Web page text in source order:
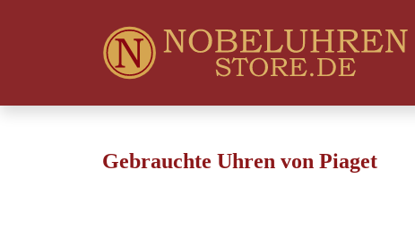
Gebrauchte Uhren von Piaget